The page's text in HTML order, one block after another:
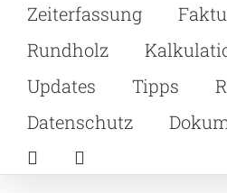
Zeiterfassung
Rundholz
Updates
Tipps
Datenschutz